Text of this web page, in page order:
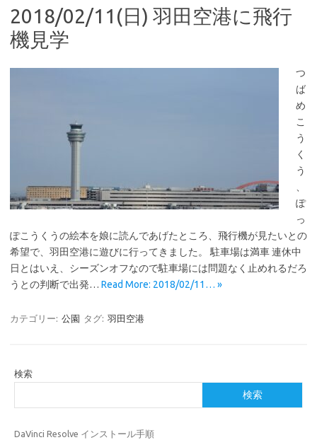
2018/02/11(日) 羽田空港に飛行
機見学
つ
ば
め
こ
う
く
う
ぽ
っ
ぽこうくうの絵本を娘に読んであげたところ、飛行機が見たいとの
希望で、羽田空港に遊びに行ってきました。 駐車場は満車 連休中
日とはいえ、シーズンオフなので駐車場には問題なく止めれるだろ
うとの判断で出発… Read More: 2018/02/11… »
カテゴリー: 公園 タグ: 羽田空港
検索
検索
DaVinci Resolve インストール手順